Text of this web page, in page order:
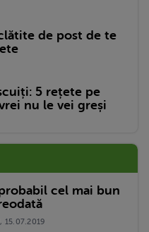
de post de te
5 rețete pe
nu le vei greși
cel mai bun
15.07.2019